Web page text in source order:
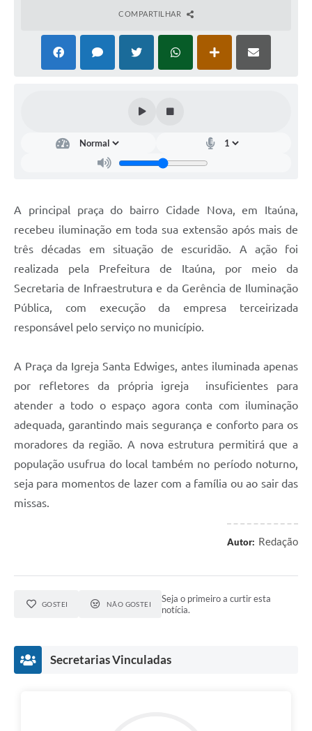
COMPARTILHAR
A principal praça do bairro Cidade Nova, em Itaúna,
recebeu iluminação em toda sua extensão após mais de
três décadas em situação de escuridão. A ação foi
realizada pela Prefeitura de Itaúna, por meio da
Secretaria de Infraestrutura e da Gerência de Iluminação
Pública, com execução da empresa terceirizada
responsável pelo serviço no município.
A Praça da Igreja Santa Edwiges, antes iluminada apenas
por refletores da própria igreja insuficientes para
atender a todo o espaço agora conta com iluminação
adequada, garantindo mais segurança e conforto para os
moradores da região. A nova estrutura permitirá que a
população usufrua do local também no período noturno,
seja para momentos de lazer com a família ou ao sair das
missas.
Autor: Redação
GOSTEI NÃO GOSTEI
Seja o primeiro a curtir esta
notícia.
Secretarias Vinculadas